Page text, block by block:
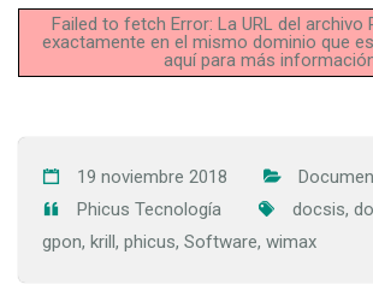
Failed to fetch Error: La URL del archivo
exactamente en el mismo dominio que
aquí para más
19 noviembre 2018
Phicus Tecnología
docsis,
gpon, krill, phicus, Software, wimax